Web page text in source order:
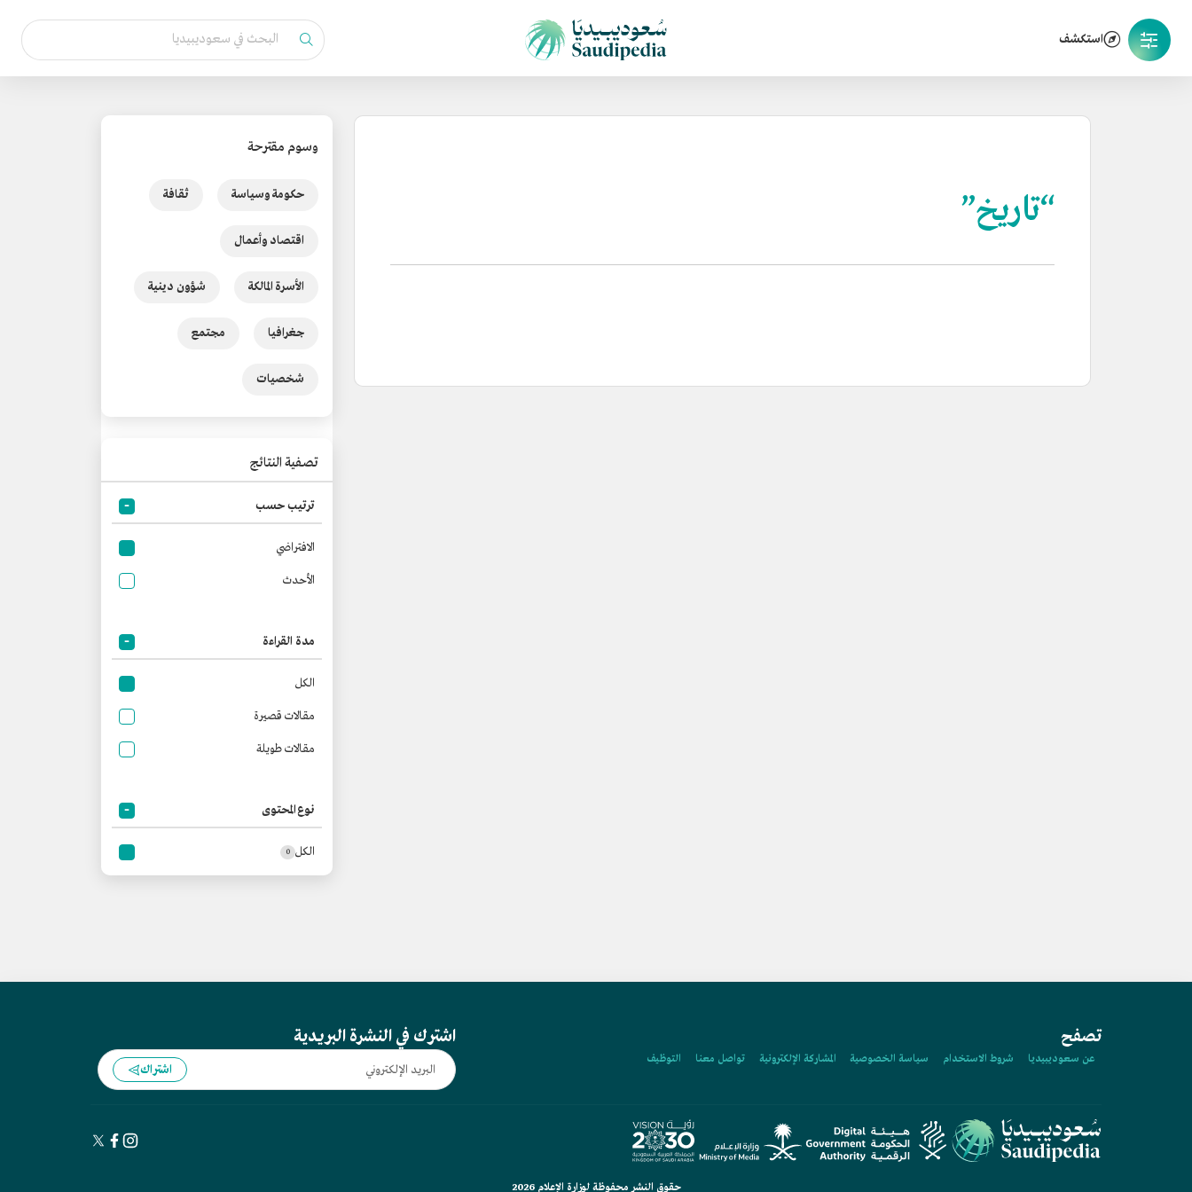
استكشف
“تاريخ”
وسوم مقترحة
حكومة وسياسة ثقافة
اقتصاد وأعمال
الأسرة المالكة شؤون دينية
جغرافيا مجتمع
شخصيات
تصفية النتائج
ترتيب حسب
الافتراضي
الأحدث
مدة القراءة
الكل
مقالات قصيرة
مقالات طويلة
نوع المحتوى
الكل 0
تصفح
عن سعوديبيديا شروط الاستخدام سياسة الخصوصية المشاركة الإلكترونية تواصل معنا التوظيف
اشترك في النشرة البريدية
اشتراك
حقوق النشر محفوظة لوزارة الإعلام 2026